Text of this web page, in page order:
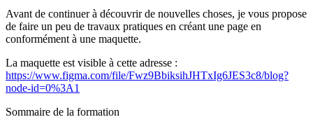
Avant de continuer à découvrir de nouvelles choses, je vous propose
de faire un peu de travaux pratiques en créant une page en
conformément à une maquette.
La maquette est visible à cette adresse :
https://www.figma.com/file/Fwz9BbiksihJHTxIg6JES3c8/blog?
node-id=0%3A1
Sommaire de la formation